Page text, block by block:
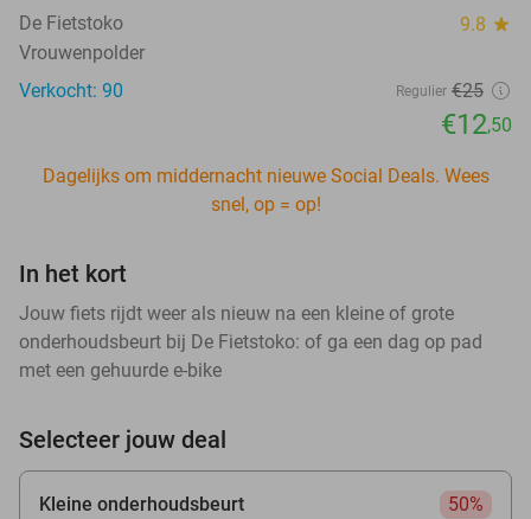
De Fietstoko 9.8 star
Vrouwenpolder
Verkocht: 90
Regulier €25
€12,50
Dagelijks om middernacht nieuwe Social Deals. Wees
snel, op = op!
In het kort
Jouw fiets rijdt weer als nieuw na een kleine of grote
onderhoudsbeurt bij De Fietstoko: of ga een dag op pad
met een gehuurde e-bike
Selecteer jouw deal
Kleine onderhoudsbeurt
50%